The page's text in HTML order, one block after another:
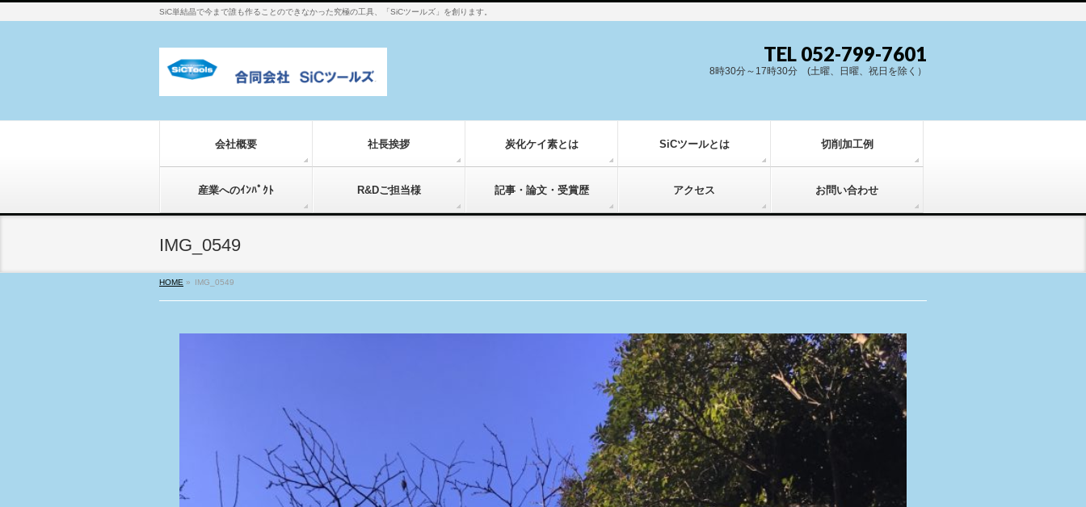
SiC単結晶で今まで誰も作ることのできなかった究極の工具、「SiCツールズ」を創ります。
TEL 052-799-7601
8時30分～17時30分 (土曜、日曜、祝日を除く）
会社概要 社長挨拶 炭化ケイ素とは SiCツールとは 切削加工例
産業へのｲﾝﾊﾟｸﾄ R&Dご担当様 記事・論文・受賞歴 アクセス お問い合わせ
IMG_0549
HOME » IMG_0549